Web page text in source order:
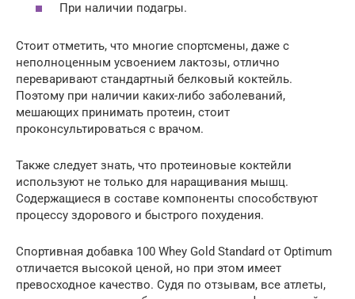
При наличии подагры.
Стоит отметить, что многие спортсмены, даже с
неполноценным усвоением лактозы, отлично
переваривают стандартный белковый коктейль.
Поэтому при наличии каких-либо заболеваний,
мешающих принимать протеин, стоит
проконсультироваться с врачом.
Также следует знать, что протеиновые коктейли
используют не только для наращивания мышц.
Содержащиеся в составе компоненты способствуют
процессу здорового и быстрого похудения.
Спортивная добавка 100 Whey Gold Standard от Optimum
отличается высокой ценой, но при этом имеет
превосходное качество. Судя по отзывам, все атлеты,